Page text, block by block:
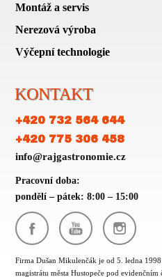
Montáž a servis
Nerezová výroba
Výčepní technologie
KONTAKT
+420 732 564 644
+420 775 306 458
info@rajgastronomie.cz
Pracovní doba:
pondělí – pátek: 8:00 – 15:00
Firma Dušan Mikulenčák je od 5. ledna
magistrátu města Hustopeče pod evidenčním